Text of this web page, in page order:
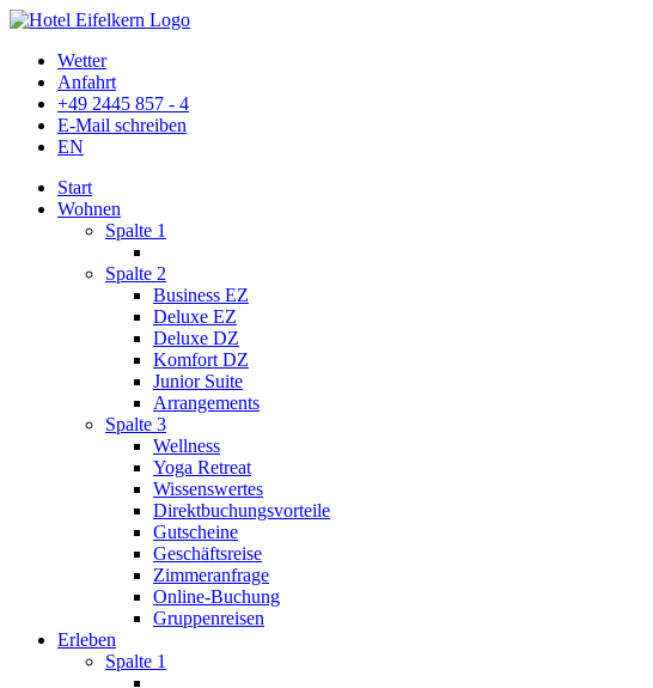
Wetter
Anfahrt
+49 2445 857 - 4
E-Mail schreiben
EN
Start
Wohnen
Spalte 1
Spalte 2
Business EZ
Deluxe EZ
Deluxe DZ
Komfort DZ
Junior Suite
Arrangements
Spalte 3
Wellness
Yoga Retreat
Wissenswertes
Direktbuchungsvorteile
Gutscheine
Geschäftsreise
Zimmeranfrage
Online-Buchung
Gruppenreisen
Erleben
Spalte 1